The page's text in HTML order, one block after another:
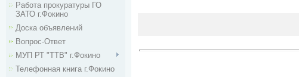
Работа прокуратуры ГО
ЗАТО г.Фокино
Доска объявлений
Вопрос-Ответ
МУП РТ "ТТВ" г.Фокино
Телефонная книга г.Фокино